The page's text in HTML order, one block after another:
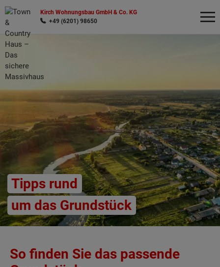
Kirch Wohnungsbau GmbH & Co. KG
+49 (6201) 98650
Tipps rund
um das Grundstück
So finden Sie das passende
Wonach möchten Sie suchen?